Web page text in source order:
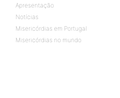
Apresentação
Notícias
Misericórdias em Portugal
Misericórdias no mundo